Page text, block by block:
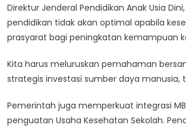
Direktur Jenderal Pendidikan Anak Usia
pendidikan tidak akan optimal apabila
prasyarat bagi peningkatan kemampuan
Kita harus meluruskan pemahaman
strategis investasi sumber daya manusia,
Pemerintah juga memperkuat integrasi
penguatan Usaha Kesehatan Sekolah.